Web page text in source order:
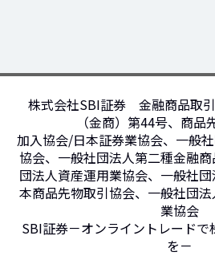
株式会社SBI証券 金融商品取
（金商）第44号、商品
加入協会/日本証券業協会、一般
協会、一般社団法人第二種金融
団法人資産運用業協会、一般社
本商品先物取引協会、一般社団
業協会
SBI証券－オンライントレード
を－